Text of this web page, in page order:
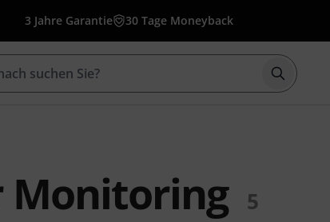
3 Jahre Garantie 30 Tage Moneyback
Suche
Monitoring 5